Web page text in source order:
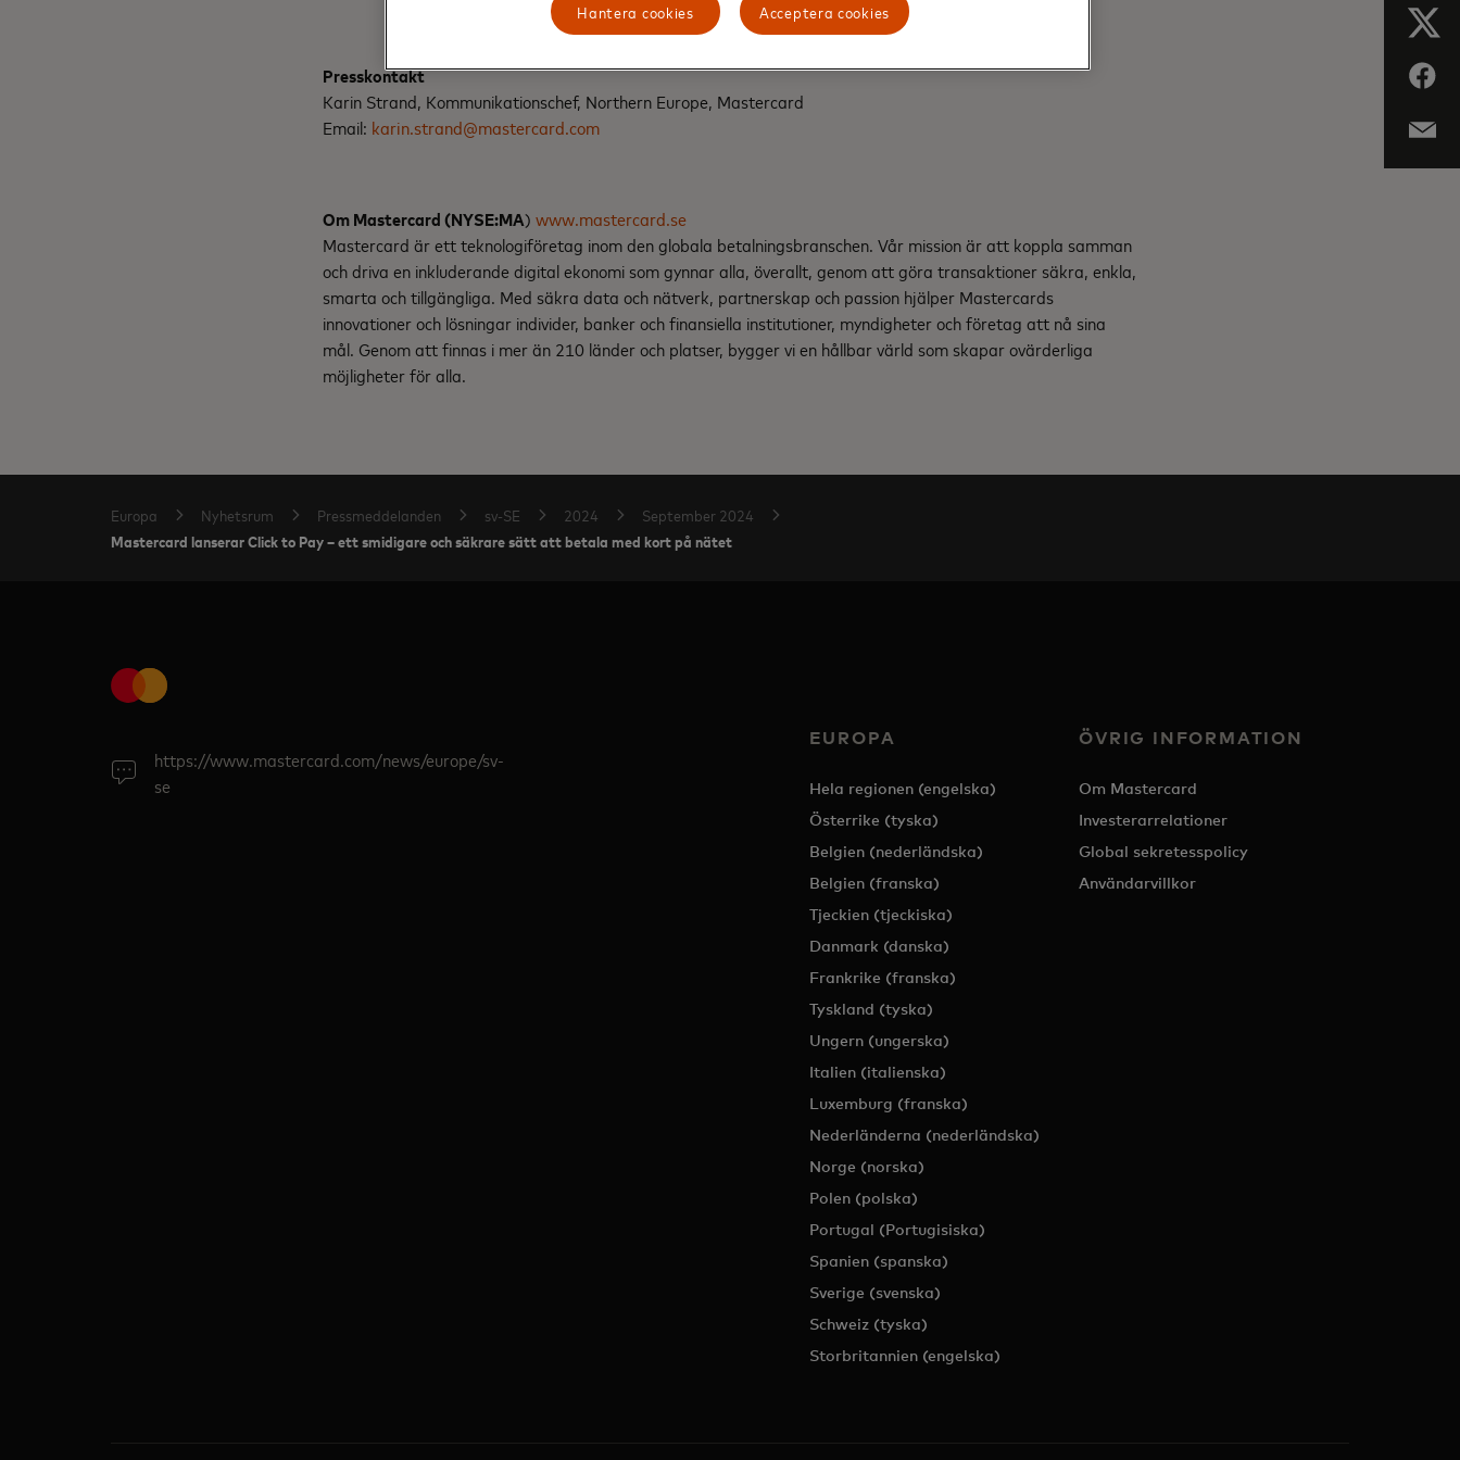
Presskontakt
Karin Strand, Kommunikationschef, Northern Europe, Mastercard
Email: karin.strand@mastercard.com
Om Mastercard (NYSE:MA) www.mastercard.se
Mastercard är ett teknologiföretag inom den globala betalningsbranschen. Vår mission är att koppla samman
och driva en inkluderande digital ekonomi som gynnar alla, överallt, genom att göra transaktioner säkra, enkla,
smarta och tillgängliga. Med säkra data och nätverk, partnerskap och passion hjälper Mastercards
innovationer och lösningar individer, banker och finansiella institutioner, myndigheter och företag att nå sina
mål. Genom att finnas i mer än 210 länder och platser, bygger vi en hållbar värld som skapar ovärderliga
möjligheter för alla.
Europa Nyhetsrum Pressmeddelanden sv-SE 2024 September 2024
Mastercard lanserar Click to Pay – ett smidigare och säkrare sätt att betala med kort på nätet
https://www.mastercard.com/news/europe/sv-
se
EUROPA
Hela regionen (engelska)
Österrike (tyska)
Belgien (nederländska)
Belgien (franska)
Tjeckien (tjeckiska)
Danmark (danska)
Frankrike (franska)
Tyskland (tyska)
Ungern (ungerska)
Italien (italienska)
Luxemburg (franska)
Nederländerna (nederländska)
Norge (norska)
Polen (polska)
Portugal (Portugisiska)
Spanien (spanska)
Sverige (svenska)
Schweiz (tyska)
Storbritannien (engelska)
ÖVRIG INFORMATION
Om Mastercard
Investerarrelationer
Global sekretesspolicy
Användarvillkor
Acceptera cookies
Hantera cookies